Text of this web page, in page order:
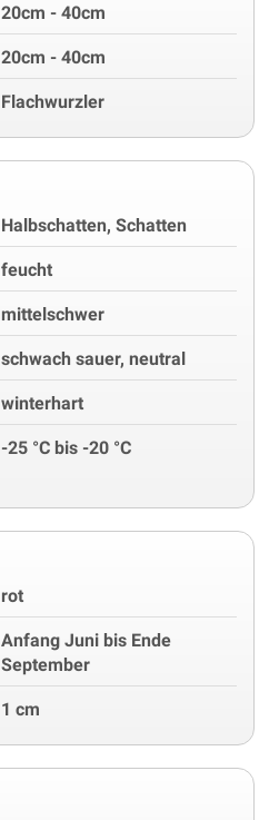
20cm - 40cm
20cm - 40cm
Flachwurzler
Halbschatten, Schatten
feucht
mittelschwer
schwach sauer, neutral
winterhart
-25 °C bis -20 °C
rot
Anfang Juni bis Ende
September
1 cm